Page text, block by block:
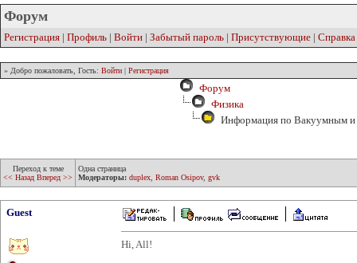
Форум
Регистрация | Профиль | Войти | Забытый пароль | Присутствующие | Справка
» Добро пожаловать, Гость: Войти | Регистрация
Форум
Физика
Информация по Вакуумным и
Переход к теме
<< Назад Вперед >>
Одна страница
Модераторы: duplex Roman Osipov, gvk
Guest
Hi, All!